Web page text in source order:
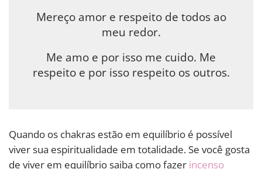
Mereço amor e respeito de todos ao
meu redor.
Me amo e por isso me cuido. Me
respeito e por isso respeito os outros.
Quando os chakras estão em equilíbrio é possível
viver sua espiritualidade em totalidade. Se você gosta
de viver em equilíbrio saiba como fazer incenso